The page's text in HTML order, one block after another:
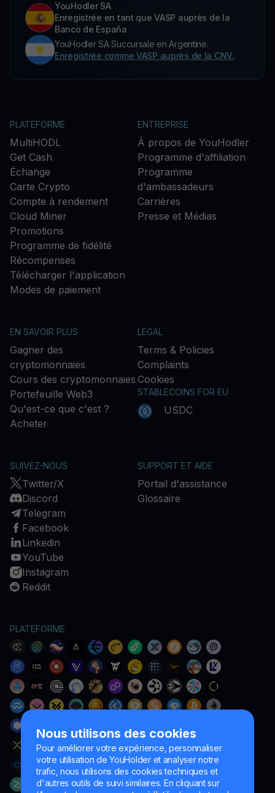
Nous utilisons des cookies
Pour améliorer votre expérience, personnaliser
votre utilisation de YouHolder et analyser notre
trafic, nous utilisons des cookies techniques et
d'autres outils de suivi similaires. En cliquant sur
YouHodler SA
Enregistrée en tant que VASP auprès de la
Banco de España
YouHodler SA Succursale en Argentine.
Enregistrée comme VASP auprès de la CNV.
PLATEFORME
MultiHODL
Get Cash
Échange
Carte Crypto
Compte à rendement
Cloud Miner
Promotions
Programme de fidélité
Récompenses
Télécharger l'application
Modes de paiement
ENTREPRISE
À propos de YouHodler
Programme d'affiliation
Programme
d'ambassadeurs
Carrières
Presse et Médias
EN SAVOIR PLUS
Gagner des
cryptomonnaies
Cours des cryptomonnaies
Portefeuille Web3
Qu'est-ce que c'est ?
Acheter
LEGAL
Terms & Policies
Complaints
Cookies
STABLECOINS FOR EU
USDC
SUIVEZ-NOUS
Twitter/X
Discord
Telegram
Facebook
Linkedin
YouTube
Instagram
Reddit
SUPPORT ET AIDE
Portail d'assistance
Glossaire
PLATEFORME